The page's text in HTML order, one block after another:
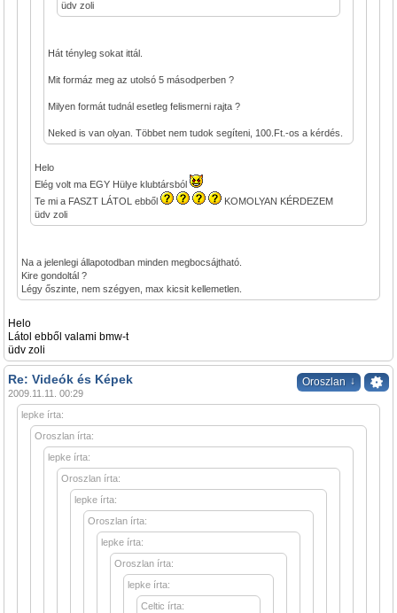
üdv zoli
Hát tényleg sokat ittál.
Mit formáz meg az utolsó 5 másodperben ?
Milyen formát tudnál esetleg felismerni rajta ?
Neked is van olyan. Többet nem tudok segíteni, 100.Ft.-os a kérdés.
Helo
Elég volt ma EGY Hülye klubtársból
Te mi a FASZT LÁTOL ebből
KOMOLYAN KÉRDEZEM
üdv zoli
Na a jelenlegi állapotodban minden megbocsájtható.
Kire gondoltál ?
Légy őszinte, nem szégyen, max kicsit kellemetlen.
Helo
Látol ebből valami bmw-t
üdv zoli
Oroszlan ↓
Re: Videók és Képek
2009.11.11. 00:29
lepke írta:
Oroszlan írta:
lepke írta:
Oroszlan írta:
lepke írta:
Oroszlan írta:
lepke írta:
Oroszlan írta:
lepke írta:
Celtic írta: